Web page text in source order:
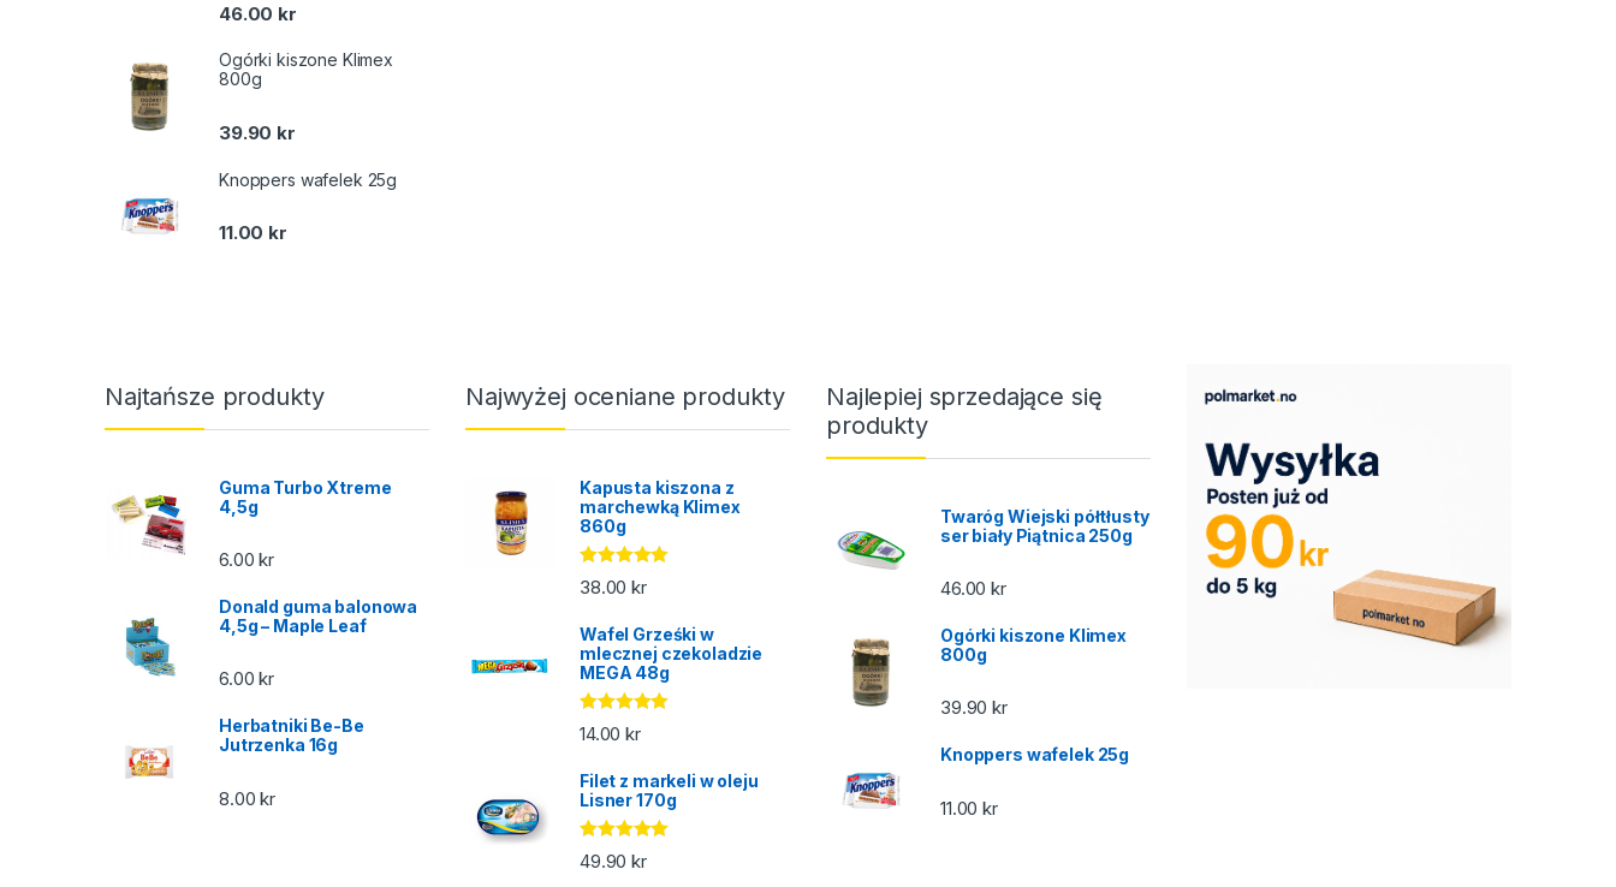
46.00 kr
Ogórki kiszone Klimex
800g
39.90 kr
Knoppers wafelek 25g
11.00 kr
Najtańsze produkty
Guma Turbo Xtreme
4,5g
6.00kr
Donald guma balonowa
4,5g – Maple Leaf
6.00kr
Herbatniki Be-Be
Jutrzenka 16g
8.00kr
Najwyżej oceniane produkty
Kapusta kiszona z
marchewką Klimex
860g
Oceniono
5.00na 5
38.00kr
Wafel Grześki w
mlecznej czekoladzie
MEGA 48g
Oceniono
5.00na 5
14.00kr
Filet z markeli w oleju
Lisner 170g
Oceniono
5.00na 5
49.90kr
Najlepiej sprzedające się
produkty
Twaróg Wiejski półtłusty
ser biały Piątnica 250g
46.00kr
Ogórki kiszone Klimex
800g
39.90kr
Knoppers wafelek 25g
11.00kr